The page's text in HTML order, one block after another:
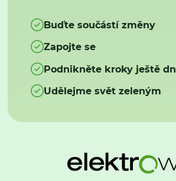
Buďte součástí změny
Zapojte se
Podnikněte kroky ještě
Udělejme svět zeleným